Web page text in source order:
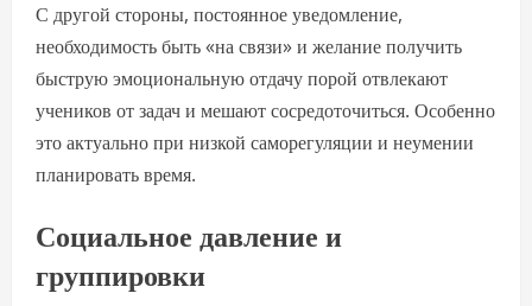
С другой стороны, постоянное уведомление,
необходимость быть «на связи» и желание получить
быструю эмоциональную отдачу порой отвлекают
учеников от задач и мешают сосредоточиться. Особенно
это актуально при низкой саморегуляции и неумении
планировать время.
Социальное давление и
группировки